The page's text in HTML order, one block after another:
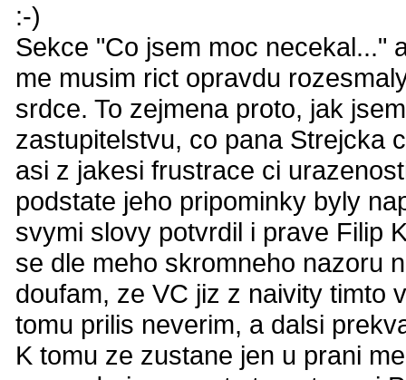
:-)
Sekce "Co jsem moc necekal..."
me musim rict opravdu
srdce. To zejmena proto, jak
zastupitelstvu, co pana Strejcka
asi z jakesi frustrace ci
podstate jeho pripominky byly
svymi slovy potvrdil i prave Filip
se dle meho skromneho nazoru
doufam, ze VC jiz z naivity timto
tomu prilis neverim, a dalsi
K tomu ze zustane jen u prani